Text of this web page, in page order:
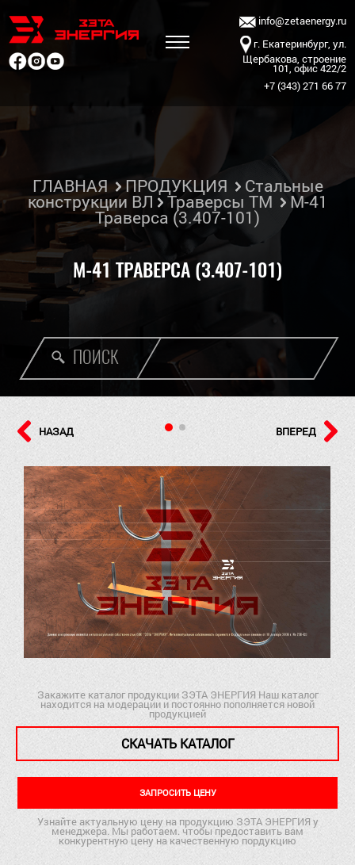
info@zetaenergy.ru
г. Екатеринбург, ул.
Щербакова, строение
101, офис 422/2
+7 (343) 271 66 77
ПОИСК
ГЛАВНАЯ ПРОДУКЦИЯ Стальные
конструкции ВЛ Траверсы ТМ М-41
Траверса (3.407-101)
М-41 ТРАВЕРСА (3.407-101)
НАЗАД ВПЕРЕД
Закажите каталог продукции ЗЭТА ЭНЕРГИЯ Наш каталог
находится на модерации и постоянно пополняется новой
продукцией
СКАЧАТЬ КАТАЛОГ
ЗАПРОСИТЬ ЦЕНУ
Узнайте актуальную цену на продукцию ЗЭТА ЭНЕРГИЯ у
менеджера. Мы работаем. чтобы предоставить вам
конкурентную цену на качественную пордукцию